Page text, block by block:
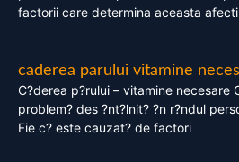
factorii care determina aceasta
caderea parului vitamine
C?derea p?rului – vitamine necesare
problem? des ?nt?lnit? ?n r?ndul
Fie c? este cauzat? de factori